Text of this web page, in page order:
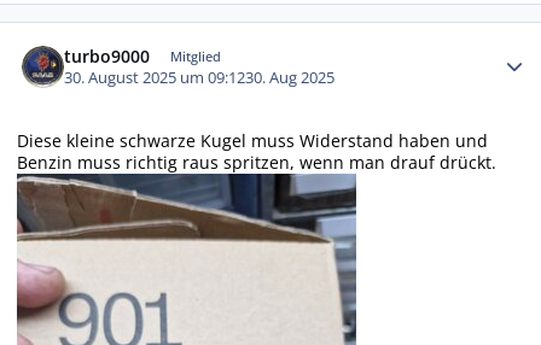
turbo9000 Mitglied
30. August 2025 um 09:1230. Aug 2025
Diese kleine schwarze Kugel muss Widerstand haben und
Benzin muss richtig raus spritzen, wenn man drauf drückt.